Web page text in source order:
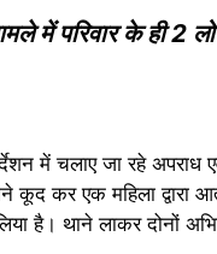
में परिवार के ही 2
में चलाए जा रहे अपराध
कूद कर एक महिला द्वारा
है। थाने लाकर दोनों